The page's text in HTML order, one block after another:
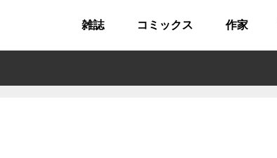
雑誌 コミックス 作家